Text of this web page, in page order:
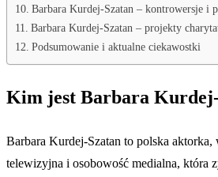
Barbara Kurdej-Szatan – kontrowersje i
Barbara Kurdej-Szatan – projekty
Podsumowanie i aktualne ciekawostki
Kim jest Barbara
Barbara Kurdej-Szatan to polska aktorka,
telewizyjna i osobowość medialna, która